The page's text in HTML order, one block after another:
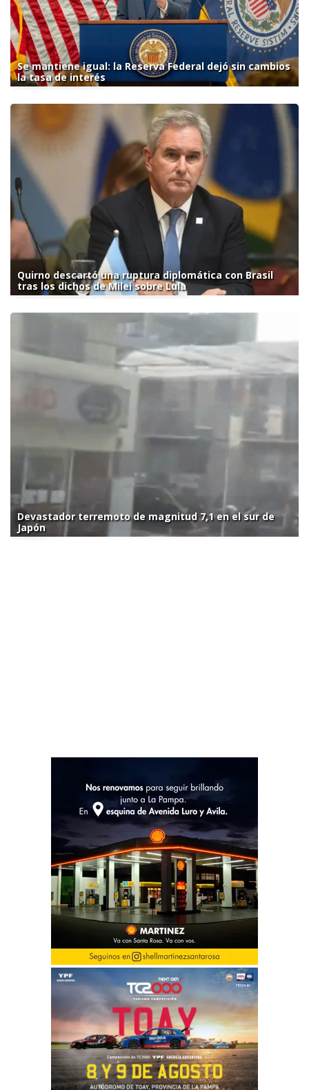
Se mantiene igual: la Reserva Federal dejó sin cambios
la tasa de interés
Quirno descartó una ruptura diplomática con Brasil
tras los dichos de Milei sobre Lula
Devastador terremoto de magnitud 7,1 en el sur de
Japón